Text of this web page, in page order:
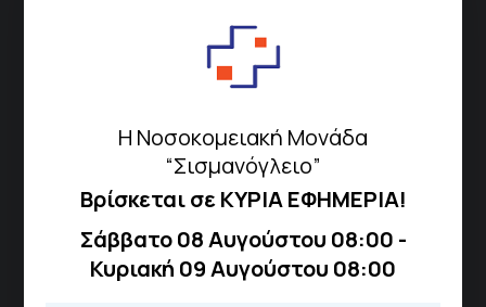
Η Νοσοκομειακή Μονάδα
“Σισμανόγλειο”
Βρίσκεται σε ΚΥΡΙΑ ΕΦΗΜΕΡΙΑ!
Σάββατο 08 Αυγούστου 08:00 -
Κυριακή 09 Αυγούστου 08:00
Περιοχής
Τηλέφωνα για Ραντεβού
Για τα πρωινά και τα απογευματινά
ιατρεία: